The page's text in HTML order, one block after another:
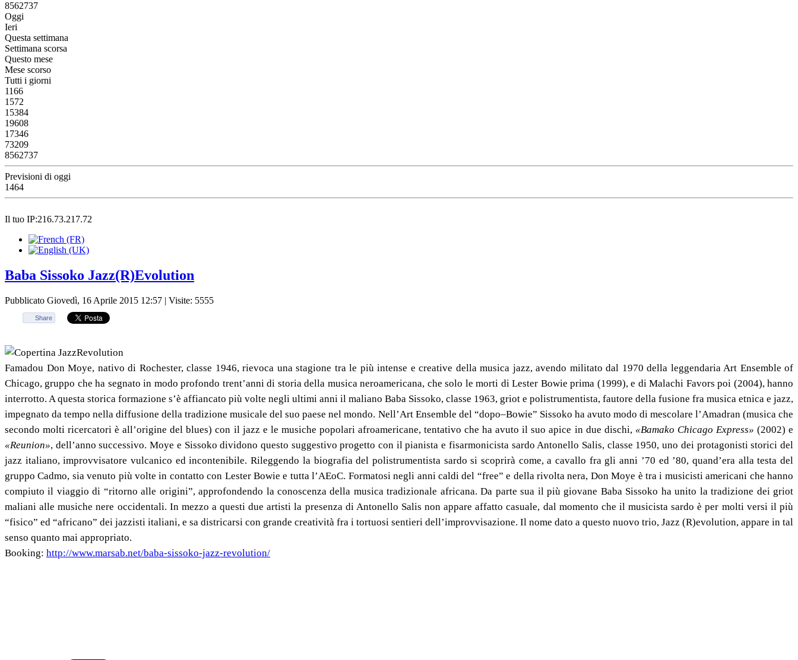
8562737
Oggi
Ieri
Questa settimana
Settimana scorsa
Questo mese
Mese scorso
Tutti i giorni
1166
1572
15384
19608
17346
73209
8562737
Previsioni di oggi
1464
Il tuo IP:216.73.217.72
Baba Sissoko Jazz(R)Evolution
Pubblicato Giovedì, 16 Aprile 2015 12:57 | Visite: 5555
Share
Famadou Don Moye, nativo di Rochester, classe 1946, rievoca una stagione tra le più intense e creative della musica jazz, avendo militato dal 1970 della leggendaria Art Ensemble of
Chicago, gruppo che ha segnato in modo profondo trent’anni di storia della musica neroamericana, che solo le morti di Lester Bowie prima (1999), e di Malachi Favors poi (2004), hanno
interrotto. A questa storica formazione s’è affiancato più volte negli ultimi anni il maliano Baba Sissoko, classe 1963, griot e polistrumentista, fautore della fusione fra musica etnica e jazz,
impegnato da tempo nella diffusione della tradizione musicale del suo paese nel mondo. Nell’Art Ensemble del “dopo–Bowie” Sissoko ha avuto modo di mescolare l’Amadran (musica che
secondo molti ricercatori è all’origine del blues) con il jazz e le musiche popolari afroamericane, tentativo che ha avuto il suo apice in due dischi, «Bamako Chicago Express» (2002) e
«Reunion», dell’anno successivo. Moye e Sissoko dividono questo suggestivo progetto con il pianista e fisarmonicista sardo Antonello Salis, classe 1950, uno dei protagonisti storici del
jazz italiano, improvvisatore vulcanico ed incontenibile. Rileggendo la biografia del polistrumentista sardo si scoprirà come, a cavallo fra gli anni ’70 ed ’80, quand’era alla testa del
gruppo Cadmo, sia venuto più volte in contatto con Lester Bowie e tutta l’AEoC. Formatosi negli anni caldi del “free” e della rivolta nera, Don Moye è tra i musicisti americani che hanno
compiuto il viaggio di “ritorno alle origini”, approfondendo la conoscenza della musica tradizionale africana. Da parte sua il più giovane Baba Sissoko ha unito la tradizione dei griot
maliani alle musiche nere occidentali. In mezzo a questi due artisti la presenza di Antonello Salis non appare affatto casuale, dal momento che il musicista sardo è per molti versi il più
“fisico” ed “africano” dei jazzisti italiani, e sa districarsi con grande creatività fra i tortuosi sentieri dell’improvvisazione. Il nome dato a questo nuovo trio, Jazz (R)evolution, appare in tal
senso quanto mai appropriato.
Booking: http://www.marsab.net/baba-sissoko-jazz-revolution/